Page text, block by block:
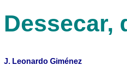
Dessecar,
J. Leonardo Giménez